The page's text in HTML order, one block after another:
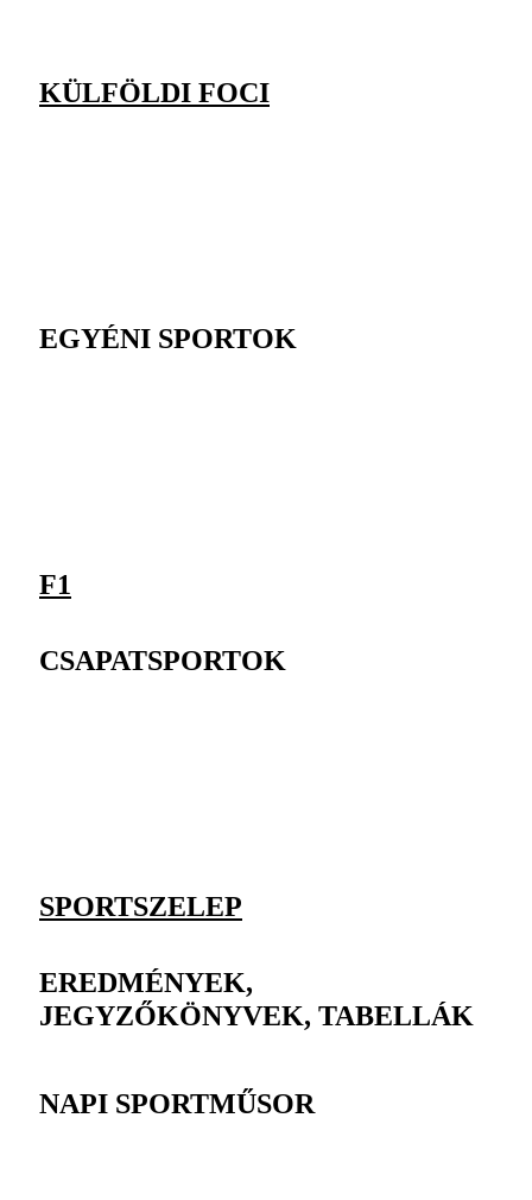
KÜLFÖLDI FOCI
EGYÉNI SPORTOK
F1
CSAPATSPORTOK
SPORTSZELEP
EREDMÉNYEK,
JEGYZŐKÖNYVEK, TABELLÁK
NAPI SPORTMŰSOR